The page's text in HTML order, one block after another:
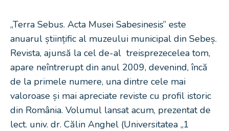
„Terra Sebus. Acta Musei Sabesinesis” este
anuarul științific al muzeului municipal din Sebeș.
Revista, ajunsă la cel de-al treisprezecelea tom,
apare neîntrerupt din anul 2009, devenind, încă
de la primele numere, una dintre cele mai
valoroase și mai apreciate reviste cu profil istoric
din România. Volumul lansat acum, prezentat de
lect. univ. dr. Călin Anghel (Universitatea „1